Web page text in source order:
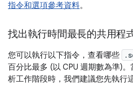
指令和選項參考資料。
找出執行時間最長的共用程
您可以執行以下指令，查看哪些
百分比最多 (以 CPU 週期數為準)
析工作階段時，我們建議您先執行